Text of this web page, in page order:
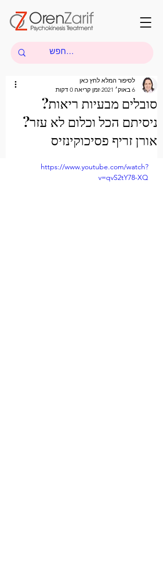
סובלים מבעיות ריאות?
ניסיתם הכל וכלום לא עזר?
אורן זריף פסיכוקינזיס
לסיפור המלא לחץ כאן
6 באוק׳ 2021
זמן קריאה 0 דקות
https://www.youtube.com/watch?
v=qvS2tY78-XQ